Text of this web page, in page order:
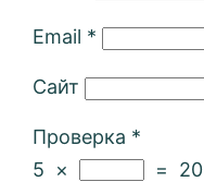
Email *
Сайт
Проверка *
5
× = 20